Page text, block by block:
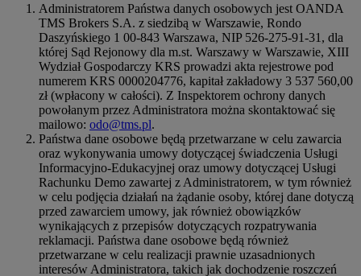
Administratorem Państwa danych osobowych jest OANDA
TMS Brokers S.A. z siedzibą w Warszawie, Rondo
Daszyńskiego 1 00-843 Warszawa, NIP 526-275-91-31, dla
której Sąd Rejonowy dla m.st. Warszawy w Warszawie, XIII
Wydział Gospodarczy KRS prowadzi akta rejestrowe pod
numerem KRS 0000204776, kapitał zakładowy 3 537 560,00
zł (wpłacony w całości). Z Inspektorem ochrony danych
powołanym przez Administratora można skontaktować się
mailowo: odo@tms.pl.
Państwa dane osobowe będą przetwarzane w celu zawarcia
oraz wykonywania umowy dotyczącej świadczenia Usługi
Informacyjno-Edukacyjnej oraz umowy dotyczącej Usługi
Rachunku Demo zawartej z Administratorem, w tym również
w celu podjęcia działań na żądanie osoby, której dane dotyczą
przed zawarciem umowy, jak również obowiązków
wynikających z przepisów dotyczących rozpatrywania
reklamacji. Państwa dane osobowe będą również
przetwarzane w celu realizacji prawnie uzasadnionych
interesów Administratora, takich jak dochodzenie roszczeń